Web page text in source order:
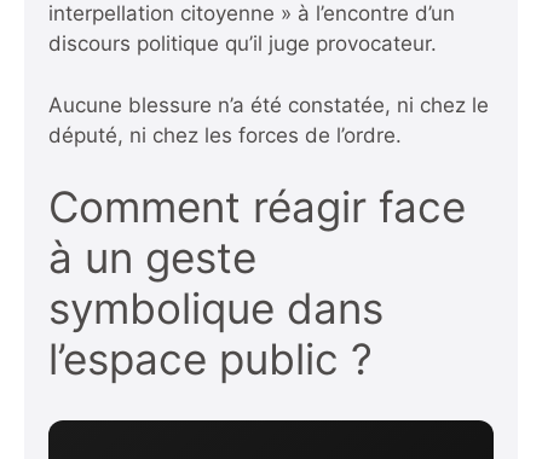
interpellation citoyenne » à l’encontre d’un
discours politique qu’il juge provocateur.
Aucune blessure n’a été constatée, ni chez le
député, ni chez les forces de l’ordre.
Comment réagir face
à un geste
symbolique dans
l’espace public ?